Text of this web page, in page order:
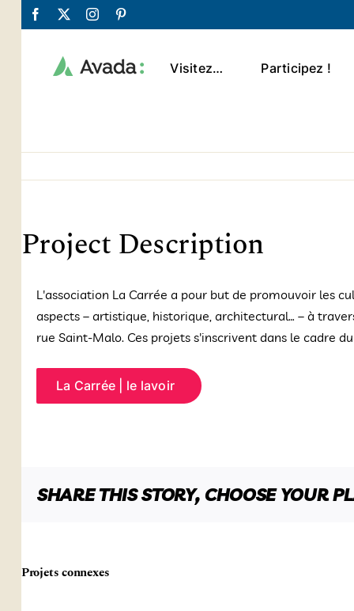
Passer
Facebook
X InstagramPinterest
Visitez… Participez !
Project Description
L'association La Carrée a pour but de promouvoir les
aspects – artistique, historique, architectural… – à
rue Saint-Malo. Ces projets s'inscrivent dans le cadre
La Carrée | le lavoir
SHARE THIS STORY, CHOOSE YOUR
Projets connexes